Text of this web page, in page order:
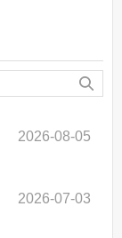
2026-08-05
2026-07-03